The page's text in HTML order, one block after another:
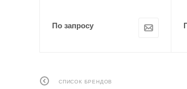
По запросу
СПИСОК БРЕНДОВ